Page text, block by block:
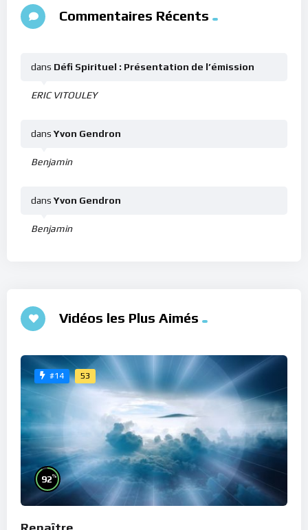
Commentaires Récents
ERIC VITOULEY
dans Défi Spirituel : Présentation de l’émission
Benjamin
dans Yvon Gendron
Benjamin
dans Yvon Gendron
Vidéos les Plus Aimés
#14 53
92%